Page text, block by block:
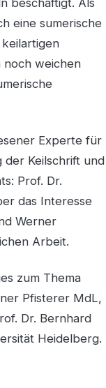
eine sumerische
noch weichen
Experte für
der Keilschrift und
Prof. Dr.
das Interesse
Werner
Arbeit.
zum Thema
Pfisterer MdL,
Dr. Bernhard
Heidelberg.